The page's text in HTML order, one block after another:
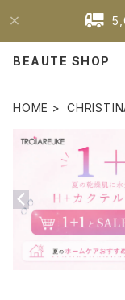
BEAUTE SHOP
HOME